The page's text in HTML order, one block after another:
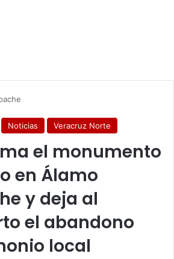
Noticias Veracruz Norte
el monumento
en Álamo
y deja al
el abandono
local